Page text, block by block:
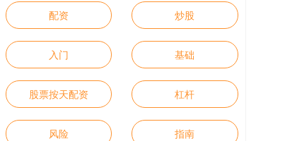
配资 炒股
入门 基础
股票按天配资 杠杆
风险 指南